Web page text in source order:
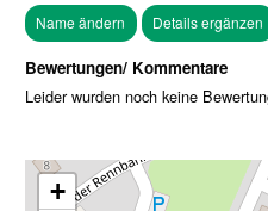
Bewertungen/ Kommentare
Leider wurden noch keine
+